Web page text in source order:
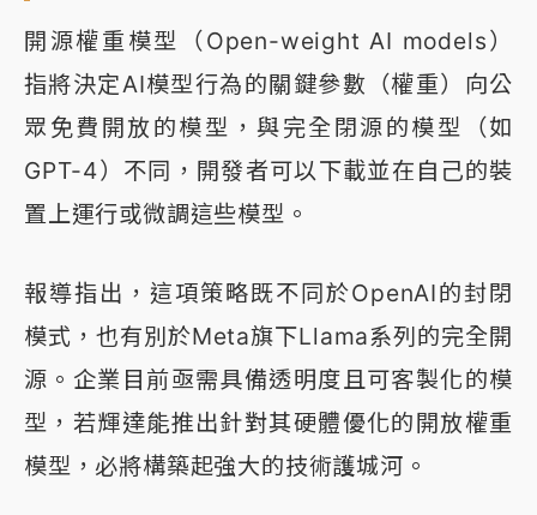
開源權重模型（Open-weight AI models）
指將決定AI模型行為的關鍵參數（權重）向公
眾免費開放的模型，與完全閉源的模型（如
GPT-4）不同，開發者可以下載並在自己的裝
置上運行或微調這些模型。
報導指出，這項策略既不同於OpenAI的封閉
模式，也有別於Meta旗下Llama系列的完全開
源。企業目前亟需具備透明度且可客製化的模
型，若輝達能推出針對其硬體優化的開放權重
模型，必將構築起強大的技術護城河。